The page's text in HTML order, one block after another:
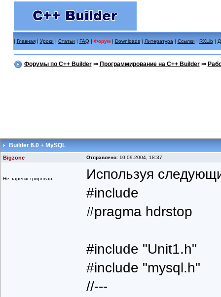
| Главная| Уроки | Статьи | FAQ| Форум | Downloads| Литература | Ссылки | RXLib |
Форумы по C++ Builder⇒ Программирование на C++ Builder⇒
Builder 6.0 + MySQL
Bigzone Отправлено: 10.09.2004, 18:37
Не зарегистрирован
Используя
#include
#pragma hdrstop
#include "Unit1.h"
#include "mysql.h"
//---